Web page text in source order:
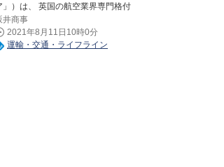
」）は、 英国の航空業界専門格付
社SKYTRAX社が実施した国際空港
価「World Airport Awards 2021」
おいて、 「Regional Airport」、
井商事
2021年8月11日10時0分
運輸・交通・ライフライン